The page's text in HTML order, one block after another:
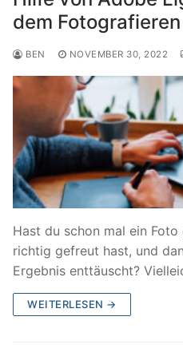
dem
BEN NOVEMBER 30, 2022
Hast du schon mal ein
richtig gefreut hast, und
Ergebnis enttäuscht?
WEITERLESEN →